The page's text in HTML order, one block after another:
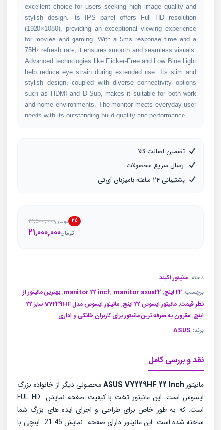
excellent choice for users seeking high image quality and
stylish design. Its IPS panel offers Full HD resolution
(1920×1080), providing an exceptional viewing experience
for movies and gaming. With a 5ms response time and a
75Hz refresh rate, it ensures smooth and seamless visuals.
Advanced technologies like Flicker-Free and Low Blue Light
help reduce eye strain during extended use. Its slim and
stylish design, coupled with diverse connectivity options
such as HDMI and D-Sub, makes it suitable for both work
and home environments. The monitor meets everyday user
needs with its outstanding build quality and performance.
تضمین اصالت کالا
ارسال سریع محصولات
پشتیبانی ۲۴ ساعته بامیزبان آی‌تی
۲٪ تومان۲۱,۵۰۰,۰۰۰
قیمت
تومان۲۱,۰۰۰,۰۰۰قیمت
دسته: مانیتور آکبند
برچسب: 22 اینچ ,
manitor 22 inch, manitor asus22
, بهترین مانیتور از
نظر قیمت, مانیتور ایسوس 22 اینچ ,
مانیتور ایسوس مدل VY229HF سایز 22
اینچ, مقرون به صرفه ترین مانیتور برای کاربران خانگی و اداری
برند: ASUS
نقد و بررسی کامل
مانیتورASUS VY229HF 22 Inch
محصولی دیگر از خانواده بزرگ
ایسوس است. این مانیتور تخت با کیفیت صفحه نمایش FUL HD
است. که به طور خاص برای طراحی و اجرای ایده های بزرگ شما
ساخته شده است. این مانیتور دارای صفحه نمایش 21.45 اینچی با